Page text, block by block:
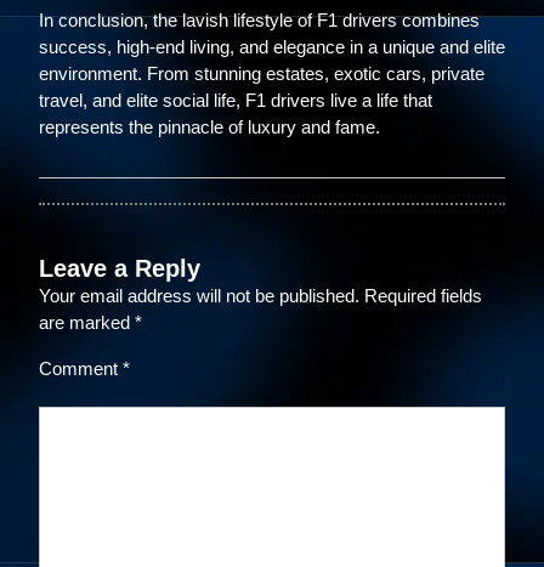
In conclusion, the lavish lifestyle of F1 drivers combines
success, high-end living, and elegance in a unique and elite
environment. From stunning estates, exotic cars, private
travel, and elite social life, F1 drivers live a life that
represents the pinnacle of luxury and fame.
Leave a Reply
Your email address will not be published. Required fields
are marked *
Comment *